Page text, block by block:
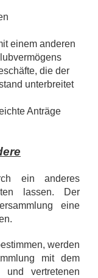
einem anderen
die der
unterbreitet
Anträge
ein anderes
lassen. Der
eine
werden
mit dem
und vertretenen